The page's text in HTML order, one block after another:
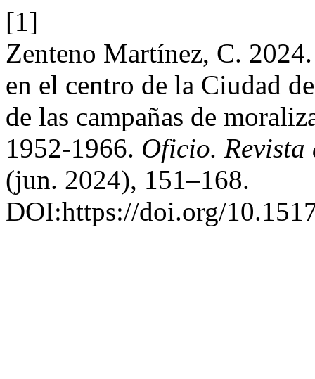
[1]
Zenteno Martínez, C.
en el centro de la Ciudad
de las campañas de
1952-1966. Oficio.
(jun. 2024), 151–168.
DOI:https://doi.org/